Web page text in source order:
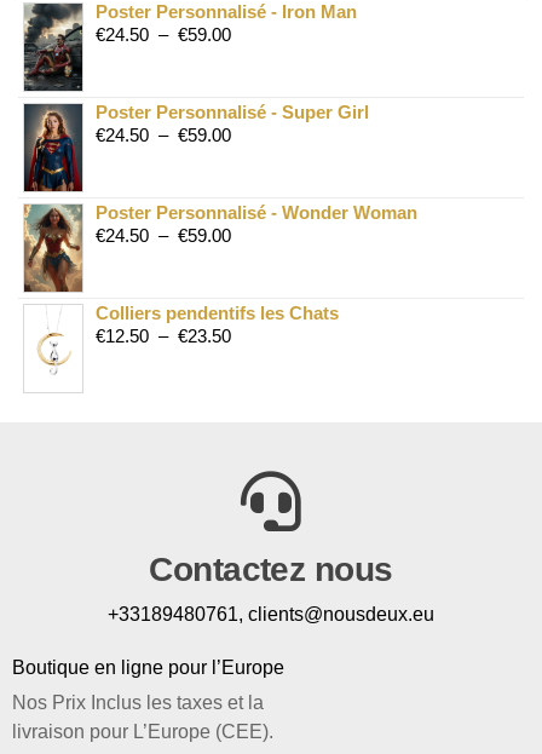
Poster Personnalisé - Iron Man
€24.50 – €59.00
Poster Personnalisé - Super Girl
€24.50 – €59.00
Poster Personnalisé - Wonder Woman
€24.50 – €59.00
Colliers pendentifs les Chats
€12.50 – €23.50
Contactez nous
+33189480761, clients@nousdeux.eu
Boutique en ligne pour l’Europe
Nos Prix Inclus les taxes et la
livraison pour L’Europe (CEE).